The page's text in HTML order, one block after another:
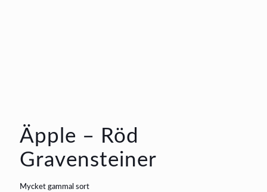
Äpple – Röd
Gravensteiner
Mycket gammal sort